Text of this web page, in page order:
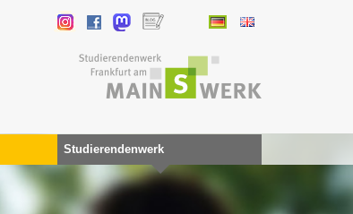
Studierendenwerk